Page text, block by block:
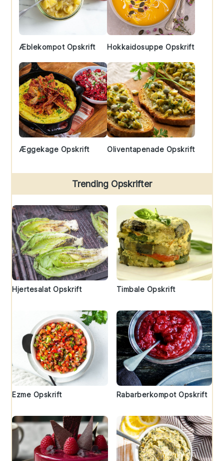
Æblekompot Opskrift Hokkaidosuppe Opskrift
Æggekage Opskrift Oliventapenade Opskrift
Trending Opskrifter
Hjertesalat Opskrift Timbale Opskrift
Ezme Opskrift Rabarberkompot Opskrift